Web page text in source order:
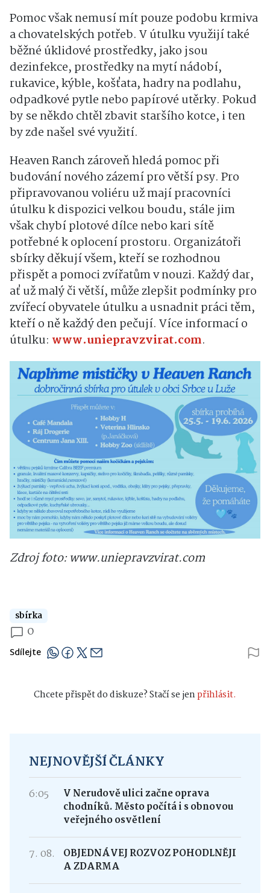
Pomoc však nemusí mít pouze podobu krmiva
a chovatelských potřeb. V útulku využijí také
běžné úklidové prostředky, jako jsou
dezinfekce, prostředky na mytí nádobí,
rukavice, kýble, košťata, hadry na podlahu,
odpadkové pytle nebo papírové utěrky. Pokud
by se někdo chtěl zbavit staršího kotce, i ten
by zde našel své využití.
Heaven Ranch zároveň hledá pomoc při
budování nového zázemí pro větší psy. Pro
připravovanou voliéru už mají pracovníci
útulku k dispozici velkou boudu, stále jim
však chybí plotové dílce nebo kari sítě
potřebné k oplocení prostoru. Organizátoři
sbírky děkují všem, kteří se rozhodnou
přispět a pomoci zvířatům v nouzi. Každý dar,
ať už malý či větší, může zlepšit podmínky pro
zvířecí obyvatele útulku a usnadnit práci těm,
kteří o ně každý den pečují. Více informací o
útulku: www.uniepravzvirat.com.
Zdroj foto: www.uniepravzvirat.com
sbírka
0
Sdílejte
Chcete přispět do diskuze? Stačí se jenpřihlásit.
NEJNOVĚJŠÍ ČLÁNKY
6:05
V Nerudově ulici začne oprava
chodníků. Město počítá i s obnovou
veřejného osvětlení
7. 08.
OBJEDNÁVEJ ROZVOZ POHODLNĚJI
A ZDARMA